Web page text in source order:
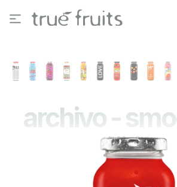
Saltar al contenido principal
archivo -
Omitir galería de imágenes